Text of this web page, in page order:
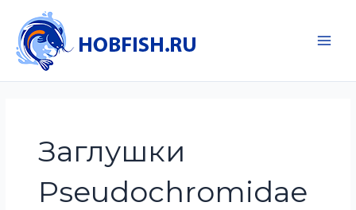
содержимому
Заглушки
Pseudochromidae